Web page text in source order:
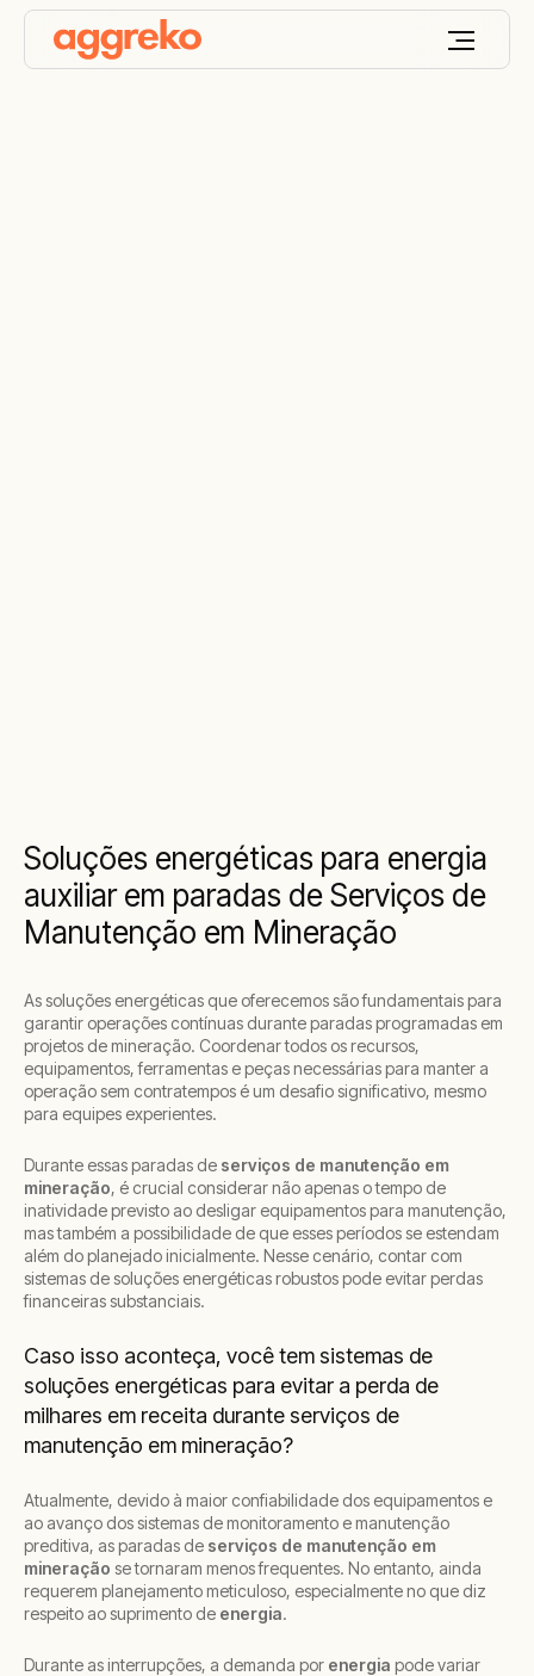
Soluções energéticas para energia
auxiliar em paradas de Serviços de
Manutenção em Mineração
As soluções energéticas que oferecemos são fundamentais para
garantir operações contínuas durante paradas programadas em
projetos de mineração. Coordenar todos os recursos,
equipamentos, ferramentas e peças necessárias para manter a
operação sem contratempos é um desafio significativo, mesmo
para equipes experientes.
Durante essas paradas de serviços de manutenção em
mineração, é crucial considerar não apenas o tempo de
inatividade previsto ao desligar equipamentos para manutenção,
mas também a possibilidade de que esses períodos se estendam
além do planejado inicialmente. Nesse cenário, contar com
sistemas de soluções energéticas robustos pode evitar perdas
financeiras substanciais.
Caso isso aconteça, você tem sistemas de
soluções energéticas para evitar a perda de
milhares em receita durante serviços de
manutenção em mineração?
Atualmente, devido à maior confiabilidade dos equipamentos e
ao avanço dos sistemas de monitoramento e manutenção
preditiva, as paradas de serviços de manutenção em
mineração se tornaram menos frequentes. No entanto, ainda
requerem planejamento meticuloso, especialmente no que diz
respeito ao suprimento de energia.
Durante as interrupções, a demanda por energia pode variar